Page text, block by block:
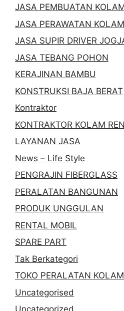
JASA PEMBUATAN
JASA PERAWATAN
JASA SUPIR DRIVER
JASA TEBANG POHON
KERAJINAN BAMBU
KONSTRUKSI BAJA BERAT
Kontraktor
KONTRAKTOR KOLAM
LAYANAN JASA
News – Life Style
PENGRAJIN FIBERGLASS
PERALATAN BANGUNAN
PRODUK UNGGULAN
RENTAL MOBIL
SPARE PART
Tak Berkategori
TOKO PERALATAN
Uncategorised